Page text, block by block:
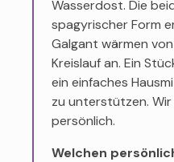
Wasserdost. Die
spagyrischer Form
Galgant wärmen
Kreislauf an. Ein
ein einfaches
zu unterstützen.
persönlich.
Welchen